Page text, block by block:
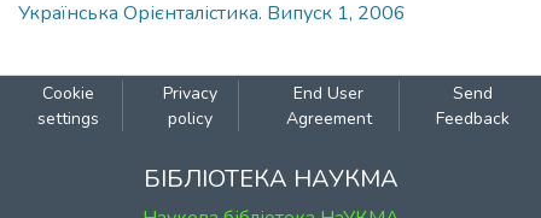
Українська Орієнталістика. Випуск 1, 2006
Cookie
settings
Privacy
policy
End User
Agreement
Send
Feedback
БІБЛІОТЕКА НАУКМА